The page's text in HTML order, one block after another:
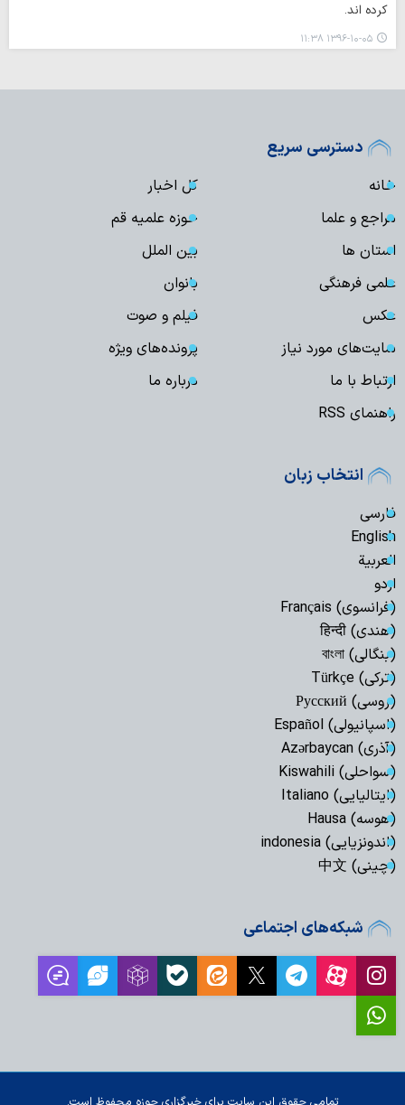
کرده اند.
۱۳۹۶-۱۰-۰۵ ۱۱:۳۸
دسترسی سریع
خانه
کل اخبار
مراجع و علما
حوزه علمیه قم
استان ها
بین الملل
علمی فرهنگی
بانوان
عکس
فیلم و صوت
سایت‌های مورد نیاز
پرونده‌های ویژه
ارتباط با ما
درباره ما
راهنمای RSS
انتخاب زبان
فارسی
English
العربیة
اردو
(فرانسوی) Français
(هندی) हिन्दी
(بنگالی) বাংলা
(ترکی) Türkçe
(روسی) Русский
(اسپانیولی) Español
(آذری) Azərbaycan
(سواحلی) Kiswahili
(ایتالیایی) Italiano
(هوسه) Hausa
(اندونزیایی) indonesia
(چینی) 中文
شبکه‌های اجتماعی